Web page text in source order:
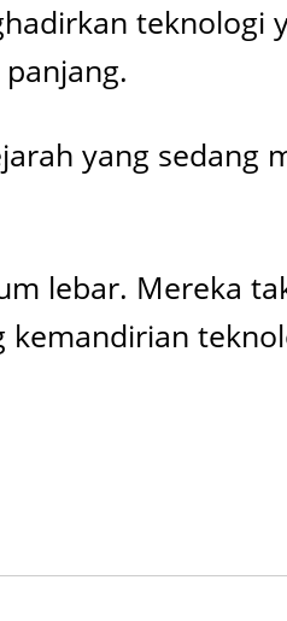
teknologi
yang sedang
lebar. Mereka
kemandirian